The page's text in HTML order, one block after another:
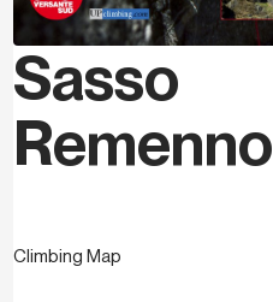
Sasso
Remenno
Climbing Map